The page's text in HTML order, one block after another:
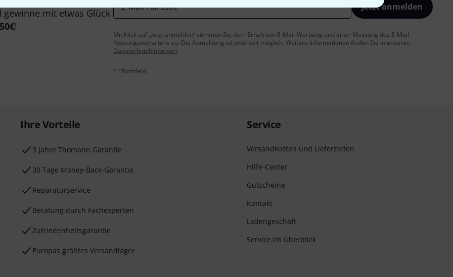
mit etwas Glück
50€!
E-Mail-Adresse* Jetzt anmelden
Mit Klick auf „Jetzt anmelden“ stimmen Sie dem Erhalt von E-Mail-Werbung und einer Messung des E-Mail-
Nutzungsverhaltens zu. Die Abmeldung ist jederzeit möglich. Weitere Informationen finden Sie in unseren
Datenschutzhinweisen.
* Pflichtfeld
Ihre Vorteile
3 Jahre Thomann Garantie
30 Tage Money-Back-Garantie
Reparaturservice
Beratung durch Fachexperten
Zufriedenheitsgarantie
Europas größtes Versandlager
Service
Versandkosten und Lieferzeiten
Hilfe-Center
Gutscheine
Kontakt
Ladengeschäft
Service im Überblick